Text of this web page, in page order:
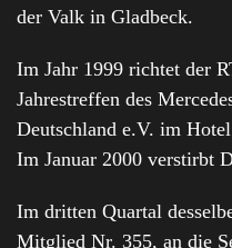
der Valk in Gladbeck.
Im Jahr 1999 richtet der
Jahrestreffen des
Deutschland e.V. im
Im Januar 2000 verstirbt
Im dritten Quartal
Mitglied Nr. 355, an die